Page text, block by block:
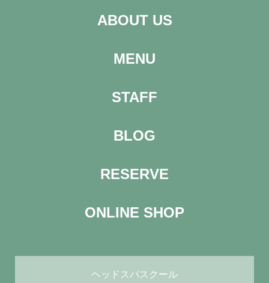
ABOUT US
MENU
STAFF
BLOG
RESERVE
ONLINE SHOP
ヘッドスパスクール